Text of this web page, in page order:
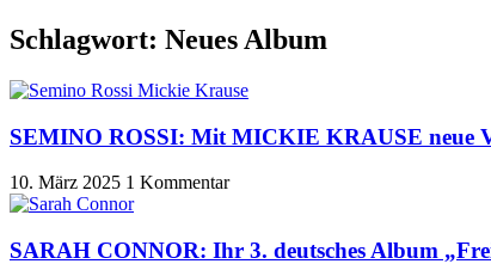
Schlagwort: Neues Album
SEMINO ROSSI: Mit MICKIE KRAUSE neue
10. März 2025 1 Kommentar
SARAH CONNOR: Ihr 3. deutsches Album